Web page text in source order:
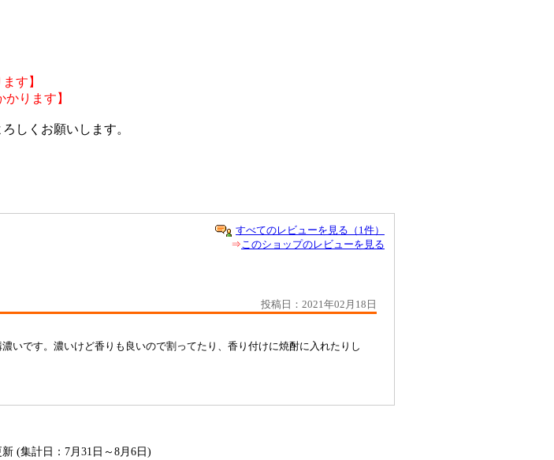
す】
ります】
しくお願いします。
すべてのレビューを見る（1件）
⇒このショップのレビューを見る
投稿日：2021年02月18日
いです。濃いけど香りも良いので割ってたり、香り付けに焼酎に入れたりし
(集計日：7月31日～8月6日)